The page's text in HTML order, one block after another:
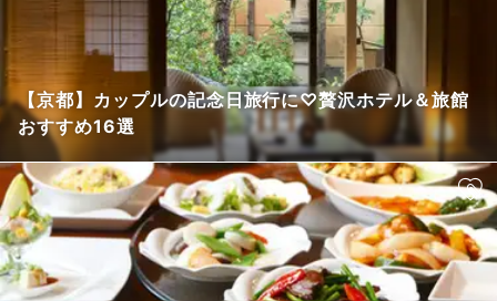
【京都】カップルの記念日旅行に♡贅沢ホテル＆旅館
おすすめ16選